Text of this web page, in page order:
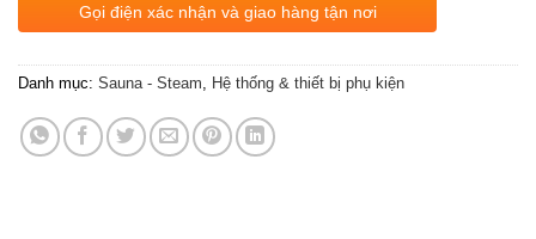
Gọi điện xác nhận và giao hàng tận nơi
Danh mục: Sauna - Steam Hệ thống & thiết bị phụ kiện